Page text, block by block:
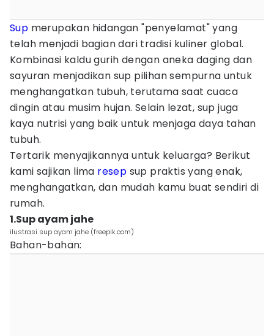
Sup merupakan hidangan "penyelamat" yang
telah menjadi bagian dari tradisi kuliner global.
Kombinasi kaldu gurih dengan aneka daging dan
sayuran menjadikan sup pilihan sempurna untuk
menghangatkan tubuh, terutama saat cuaca
dingin atau musim hujan. Selain lezat, sup juga
kaya nutrisi yang baik untuk menjaga daya tahan
tubuh.
Tertarik menyajikannya untuk keluarga? Berikut
kami sajikan lima resep sup praktis yang enak,
menghangatkan, dan mudah kamu buat sendiri di
rumah.
1.Sup ayam jahe
ilustrasi sup ayam jahe (freepik.com)
Bahan-bahan: